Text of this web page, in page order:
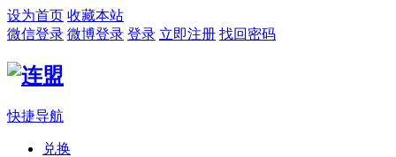
设为首页 收藏本站
微信登录 微博登录 登录 立即注册 找回密码
快捷导航
兑换